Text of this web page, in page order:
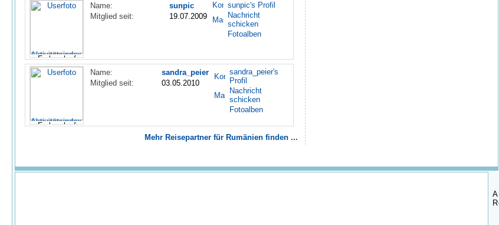
Name:
sunpic
Mitglied seit:
19.07.2009
sunpic's Profil
Nachricht
schicken
Fotoalben
Name:
sandra_peier
Mitglied seit:
03.05.2010
sandra_peier's
Profil
Nachricht
schicken
Fotoalben
Mehr Reisepartner für Rumänien finden ...